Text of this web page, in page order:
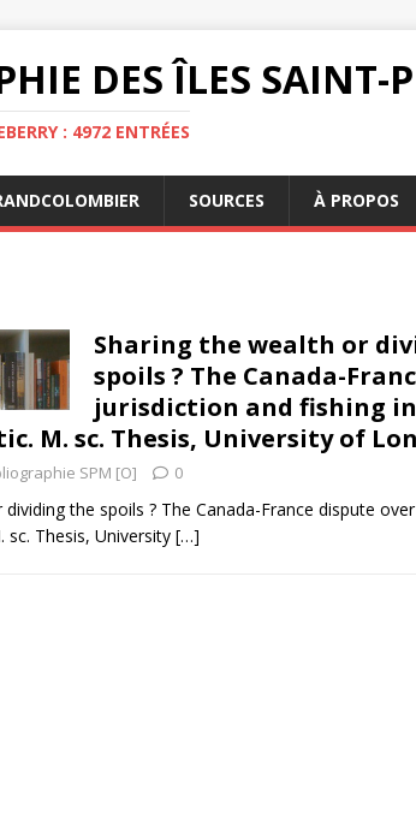
DES ÎLES SAINT-
: 4972 ENTRÉES
SOURCES À PROPOS
Sharing the wealth or
spoils ? The Canada-
jurisdiction and fishing
M. sc. Thesis, University of
SPM [O] 0
the spoils ? The Canada-France dispute
Thesis, University […]